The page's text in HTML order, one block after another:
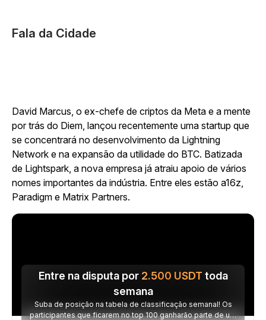
Fala da Cidade
David Marcus, o ex-chefe de criptos da Meta e a mente
por trás do Diem, lançou recentemente uma startup que
se concentrará no desenvolvimento da Lightning
Network e na expansão da utilidade do BTC. Batizada
de Lightspark, a nova empresa já atraiu apoio de vários
nomes importantes da indústria. Entre eles estão a16z,
Paradigm e Matrix Partners.
Entre na disputa por 2.500 USDT toda
semana
Suba de posição na tabela de classificação semanal! Os
participantes que ficarem no top 100 ganharão parte de um